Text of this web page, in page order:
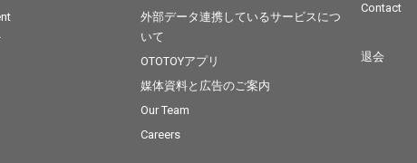
外部データ連携しているサービスにつ
いて
OTOTOYアプリ
媒体資料と広告のご案内
Our Team
Careers
Contact
退会